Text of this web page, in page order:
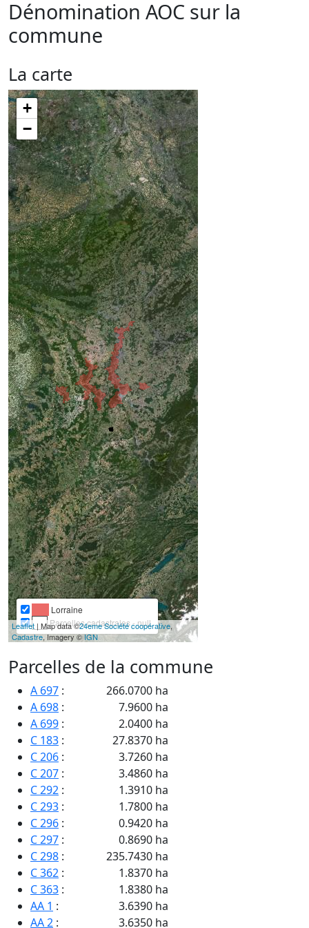
Dénomination AOC sur la
commune
La carte
+
−
Lorraine
Parcelles cadastrales - null
Leaflet | Map data ©24eme Société coopérative,
Cadastre, Imagery ©IGN
Parcelles de la commune
A 697 :
266.0700 ha
A 698 :
7.9600 ha
A 699 :
2.0400 ha
C 183 :
27.8370 ha
C 206 :
3.7260 ha
C 207 :
3.4860 ha
C 292 :
1.3910 ha
C 293 :
1.7800 ha
C 296 :
0.9420 ha
C 297 :
0.8690 ha
C 298 :
235.7430 ha
C 362 :
1.8370 ha
C 363 :
1.8380 ha
AA 1 :
3.6390 ha
AA 2 : 3.6350 ha